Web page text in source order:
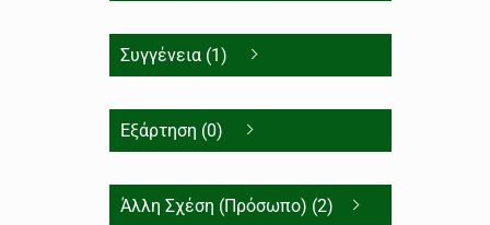
Συγγένεια (1)
Εξάρτηση (0)
Άλλη Σχέση (Πρόσωπο) (2)